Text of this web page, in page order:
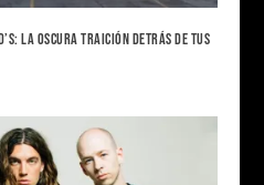
LA OSCURA TRAICIÓN DETRÁS DE TUS